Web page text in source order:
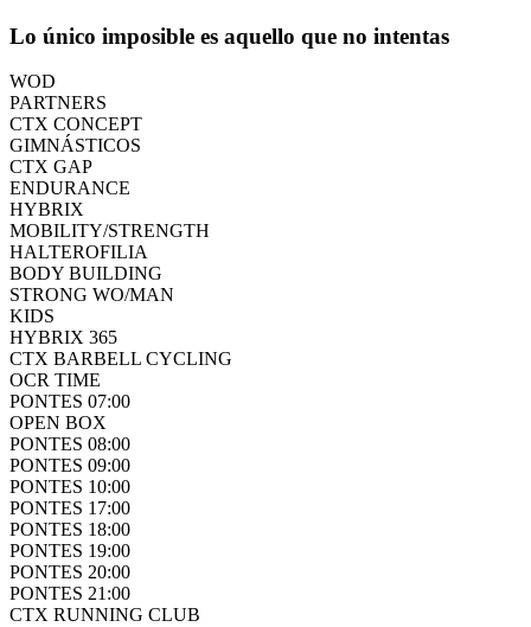
Lo único imposible es aquello que no intentas
WOD
PARTNERS
CTX CONCEPT
GIMNÁSTICOS
CTX GAP
ENDURANCE
HYBRIX
MOBILITY/STRENGTH
HALTEROFILIA
BODY BUILDING
STRONG WO/MAN
KIDS
HYBRIX 365
CTX BARBELL CYCLING
OCR TIME
PONTES 07:00
OPEN BOX
PONTES 08:00
PONTES 09:00
PONTES 10:00
PONTES 17:00
PONTES 18:00
PONTES 19:00
PONTES 20:00
PONTES 21:00
CTX RUNNING CLUB